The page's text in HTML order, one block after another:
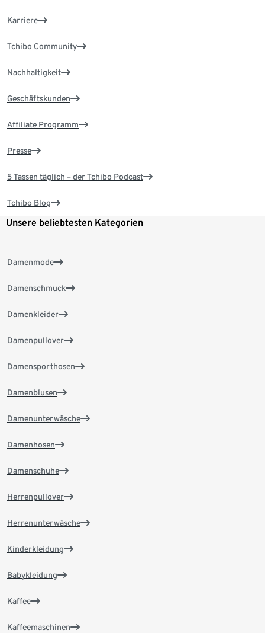
Karriere
Tchibo Community
Nachhaltigkeit
Geschäftskunden
Affiliate Programm
Presse
5 Tassen täglich – der Tchibo Podcast
Tchibo Blog
Unsere beliebtesten Kategorien
Damenmode
Damenschmuck
Damenkleider
Damenpullover
Damensporthosen
Damenblusen
Damenunterwäsche
Damenhosen
Damenschuhe
Herrenpullover
Herrenunterwäsche
Kinderkleidung
Babykleidung
Kaffee
Kaffeemaschinen